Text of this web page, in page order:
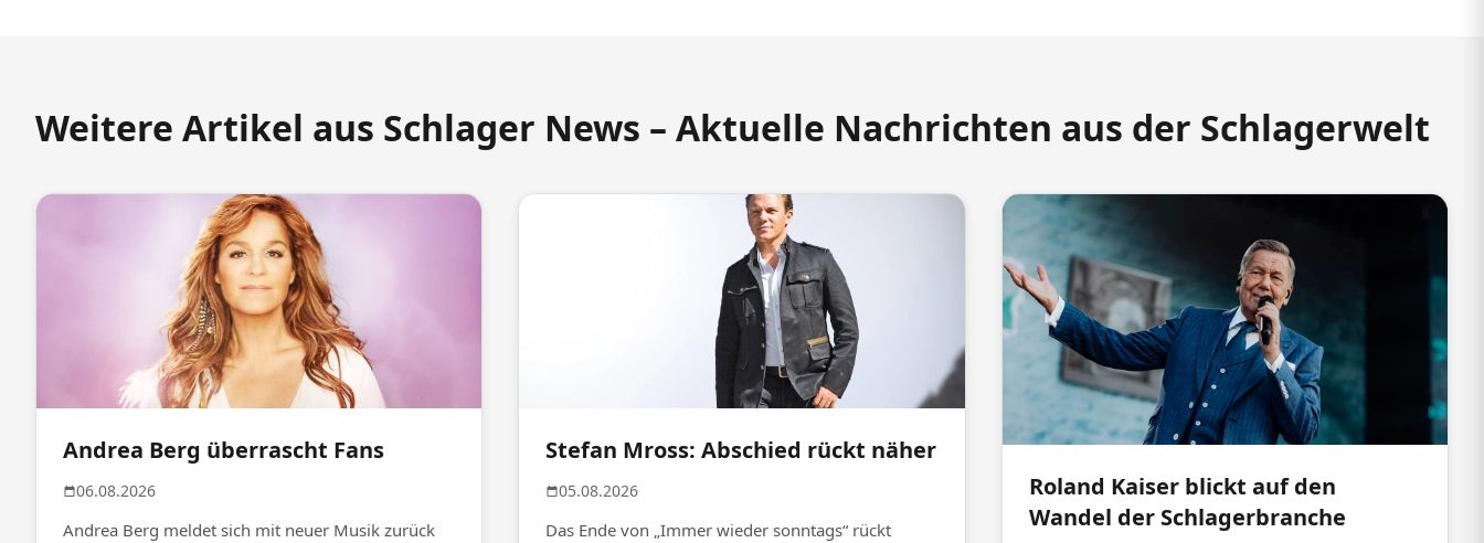
Weitere Artikel aus Schlager News – Aktuelle Nachrichten aus der Schlagerwelt
Andrea Berg überrascht Fans
06.08.2026
Andrea Berg meldet sich mit neuer Musik zurück
Stefan Mross: Abschied rückt näher
05.08.2026
Das Ende von „Immer wieder sonntags“ rückt
Roland Kaiser blickt auf den
Wandel der Schlagerbranche